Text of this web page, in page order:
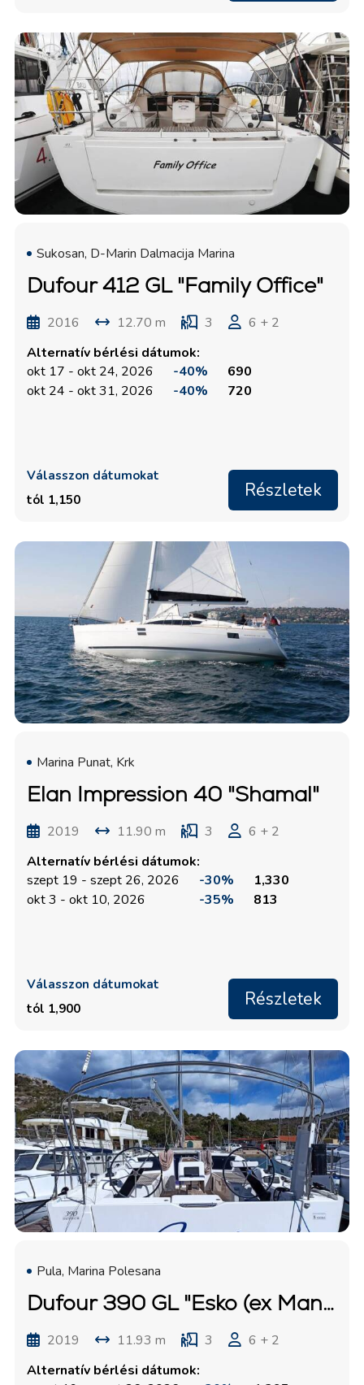
Sukosan, D-Marin Dalmacija Marina
Dufour 412 GL "Family Office"
2016 12.70 m 3
6 + 2
Alternatív bérlési dátumok:
okt 17 - okt 24, 2026
-40%
690
okt 24 - okt 31, 2026
-40% 720
Válasszon dátumokat
tól 1,150
Részletek
Marina Punat, Krk
Elan Impression 40 "Shamal"
2019 11.90 m 3
6 + 2
Alternatív bérlési dátumok:
szept 19 - szept 26, 2026
-30%
1,330
okt 3 - okt 10, 2026
-35% 813
Válasszon dátumokat
tól 1,900
Részletek
Pula, Marina Polesana
Dufour 390 GL "Esko (ex Manca)"
2019 11.93 m 3
6 + 2
Alternatív bérlési dátumok: